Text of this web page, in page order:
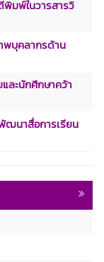
มพ์ในวารสารวิ
บุคลากรด้าน
ละนักศึกษาคว้า
ฒนาสื่อการเรียน